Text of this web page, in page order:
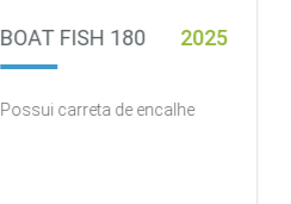
BOAT FISH 180 2025
Possui carreta de encalhe